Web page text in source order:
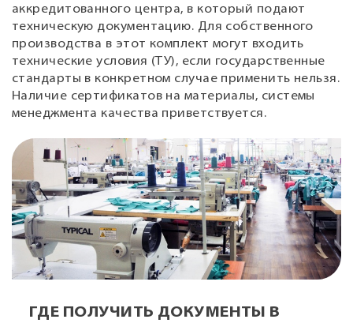
аккредитованного центра, в который подают
техническую документацию. Для собственного
производства в этот комплект могут входить
технические условия (ТУ), если государственные
стандарты в конкретном случае применить нельзя.
Наличие сертификатов на материалы, системы
менеджмента качества приветствуется.
ГДЕ ПОЛУЧИТЬ ДОКУМЕНТЫ В